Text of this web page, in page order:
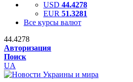
USD 44.4278
EUR 51.3281
Все курсы валют
44.4278
Авторизация
Поиск
UA